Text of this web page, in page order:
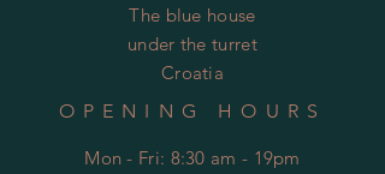
The blue house
under the turret
Croatia
OPENING HOURS
Mon - Fri: 8:30 am - 19pm